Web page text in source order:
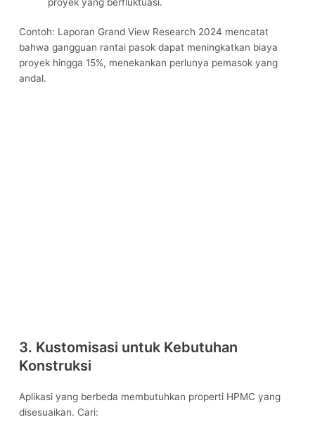
Contoh: Laporan Grand View Research 2024 mencatat
bahwa gangguan rantai pasok dapat meningkatkan biaya
proyek hingga 15%, menekankan perlunya pemasok yang
andal.
3. Kustomisasi untuk Kebutuhan
Konstruksi
Aplikasi yang berbeda membutuhkan properti HPMC yang
disesuaikan. Cari: